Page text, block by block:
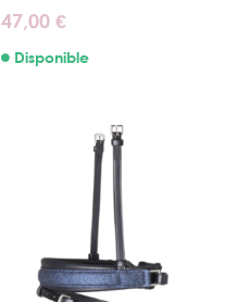
47,00 €
Disponible